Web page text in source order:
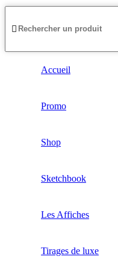
Accueil
Promo
Shop
Sketchbook
Les Affiches
Tirages de luxe